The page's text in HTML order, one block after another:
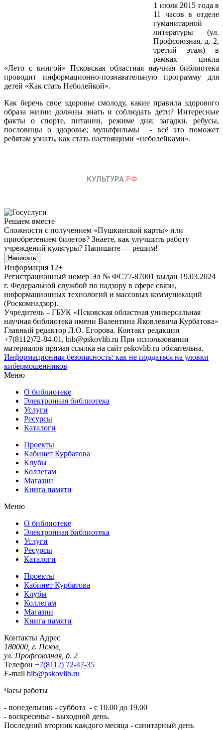
1 июля 2015 года в
11 часов в отделе
гуманитарной
литературы (ул.
Профсоюзная, д. 2,
третий этаж) в
рамках цикла
«Лето с книгой» Псковская областная научная библиотека
проводит информационно-познавательную программу для
детей «Как стать Неболейкой».
Как беречь свое здоровье смолоду, какие правила здорового
образа жизни должны знать и соблюдать дети? Интересные
факты о спорте, питании, режиме дня; загадки, ребусы,
пословицы о здоровье; мультфильмы - всё это поможет
ребятам узнать, как стать настоящими «неболейками».
Решаем вместе
Сложности с получением «Пушкинской карты» или
приобретением билетов? Знаете, как улучшить работу
учреждений культуры? Напишите — решим!
Написать
Информация 12+
Регистрационный номер Эл № ФС77-87001 выдан 19.03.2024
г. Федеральной службой по надзору в сфере связи,
информационных технологий и массовых коммуникаций
(Роскомнадзор).
Учредитель – ГБУК «Псковская областная универсальная
научная библиотека имени Валентина Яковлевича Курбатова»
Главный редактор Л.О. Егорова. Контакт редакции
+7(8112)72-84-01, bib@pskovlib.ru При использовании
материалов прямая ссылка на сайт pskovlib.ru обязательна.
Информационная безопасность: как не поддаться на уловки
кибермошенников
Меню
О библиотеке
Электронная библиотека
Услуги
Ресурсы
Каталоги
Проекты
Кабинет Курбатова
Клубы
Коллегам
Магазин
Книга памяти
Меню
О библиотеке
Электронная библиотека
Услуги
Ресурсы
Каталоги
Проекты
Кабинет Курбатова
Клубы
Коллегам
Магазин
Книга памяти
Контакты Адрес
180000, г. Псков,
ул. Профсоюзная, д. 2
Телефон +7(8112) 72-47-35
E-mail bib@pskovlib.ru
Часы работы
- понедельник - суббота - с 10.00 до 19.00
- воскресенье - выходной день.
Последний вторник каждого месяца - санитарный день